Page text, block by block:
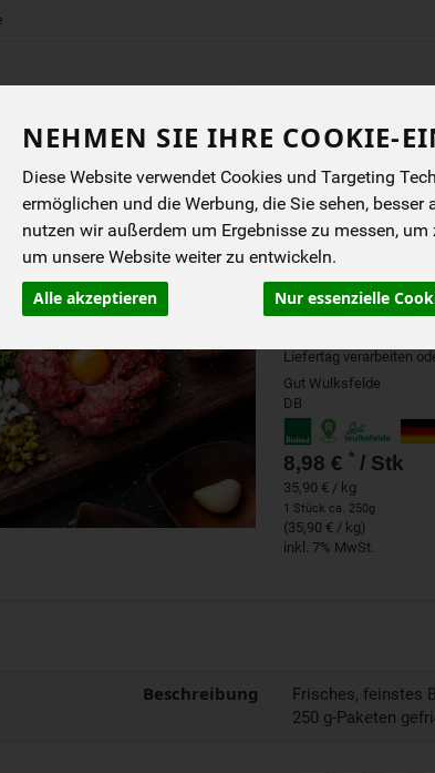
NEHMEN SIE IHRE COOKIE-
Diese Website verwendet Cookies und Targeting
ermöglichen und die Werbung, die Sie sehen,
nutzen wir außerdem um Ergebnisse zu messen,
um unsere Website weiter zu entwickeln.
Alle akzeptieren Nur essenzielle
Produkt
250 G
Liefertag verarbeiten
Gut Wulksfelde
DB
8,98 € * / Stk
35,90 € / kg
1 Stück ca. 250g
(35,90 € / kg)
inkl. 7% MwSt.
Beschreibung
Frisches, feinstes
250 g-Paketen